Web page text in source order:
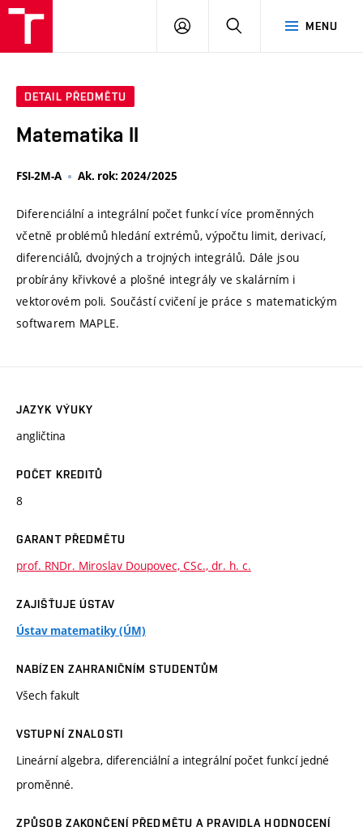
MENU
PŘIHLÁSIT
DETAIL PŘEDMĚTU
Matematika II
FSI-2M-A Ak. rok: 2024/2025
Diferenciální a integrální počet funkcí více proměnných
včetně problémů hledání extrémů, výpočtu limit, derivací,
diferenciálů, dvojných a trojných integrálů. Dále jsou
probírány křivkové a plošné integrály ve skalárním i
vektorovém poli. Součástí cvičení je práce s matematickým
softwarem MAPLE.
JAZYK VÝUKY
angličtina
POČET KREDITŮ
8
GARANT PŘEDMĚTU
prof. RNDr. Miroslav Doupovec, CSc., dr. h. c.
ZAJIŠŤUJE ÚSTAV
Ústav matematiky (ÚM)
NABÍZEN ZAHRANIČNÍM STUDENTŮM
Všech fakult
VSTUPNÍ ZNALOSTI
Lineární algebra, diferenciální a integrální počet funkcí jedné
proměnné.
ZPŮSOB ZAKONČENÍ PŘEDMĚTU A PRAVIDLA HODNOCENÍ